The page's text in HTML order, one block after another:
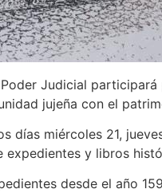
Judicial
jujeña con el
miércoles 21,
expedientes y libros
desde el año